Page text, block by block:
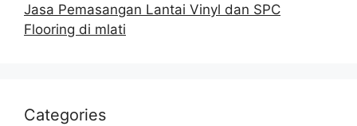
Jasa Pemasangan Lantai Vinyl dan SPC
Flooring di mlati
Categories